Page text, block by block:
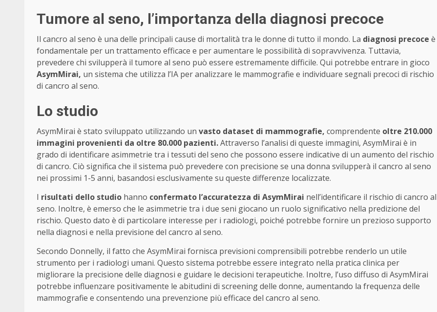
Tumore al seno, l’importanza della diagnosi precoce
Il cancro al seno è una delle principali cause di mortalità tra le donne di tutto il mondo. La diagnosi precoce è
fondamentale per un trattamento efficace e per aumentare le possibilità di sopravvivenza. Tuttavia,
prevedere chi svilupperà il tumore al seno può essere estremamente difficile. Qui potrebbe entrare in gioco
AsymMirai, un sistema che utilizza l’IA per analizzare le mammografie e individuare segnali precoci di rischio
di cancro al seno.
Lo studio
AsymMirai è stato sviluppato utilizzando un vasto dataset di mammografie, comprendente oltre 210.000
immagini provenienti da oltre 80.000 pazienti.Attraverso l’analisi di queste immagini, AsymMirai è in
grado di identificare asimmetrie tra i tessuti del seno che possono essere indicative di un aumento del rischio
di cancro. Ciò significa che il sistema può prevedere con precisione se una donna svilupperà il cancro al seno
nei prossimi 1-5 anni, basandosi esclusivamente su queste differenze localizzate.
I risultati dello studio hanno confermato l’accuratezza di AsymMirai nell’identificare il rischio di cancro al
seno. Inoltre, è emerso che le asimmetrie tra i due seni giocano un ruolo significativo nella predizione del
rischio. Questo dato è di particolare interesse per i radiologi, poiché potrebbe fornire un prezioso supporto
nella diagnosi e nella previsione del cancro al seno.
Secondo Donnelly, il fatto che AsymMirai fornisca previsioni comprensibili potrebbe renderlo un utile
strumento per i radiologi umani. Questo sistema potrebbe essere integrato nella pratica clinica per
migliorare la precisione delle diagnosi e guidare le decisioni terapeutiche. Inoltre, l’uso diffuso di AsymMirai
potrebbe influenzare positivamente le abitudini di screening delle donne, aumentando la frequenza delle
mammografie e consentendo una prevenzione più efficace del cancro al seno.